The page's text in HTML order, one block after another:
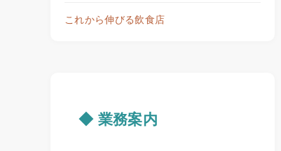
これから伸びる飲食店
◆ 業務案内